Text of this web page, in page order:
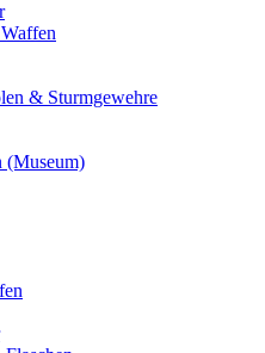
& Sturmgewehre
(Museum)